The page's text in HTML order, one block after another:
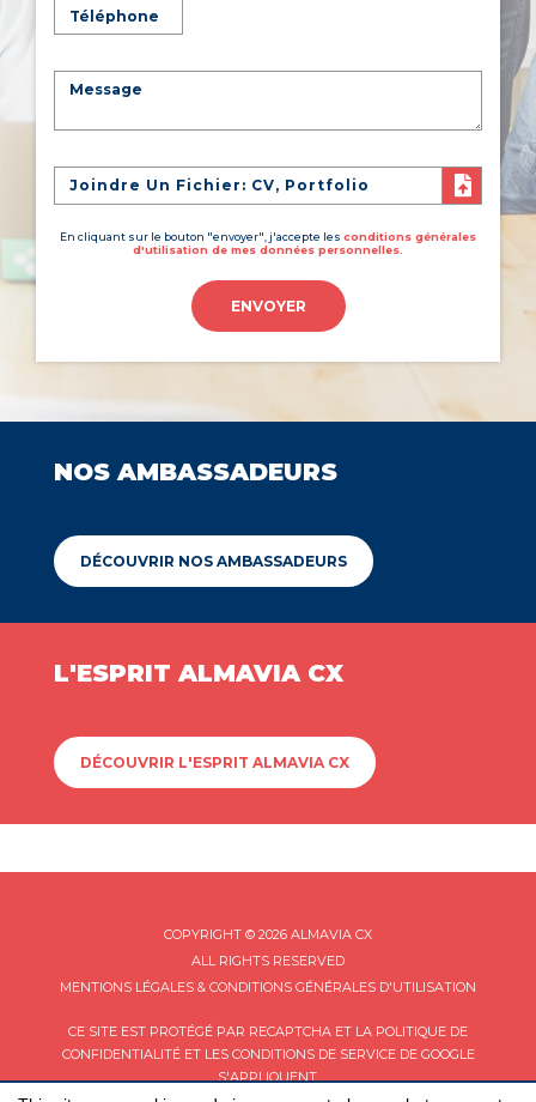
Joindre Un Fichier: CV, Portfolio
En cliquant sur le bouton "envoyer", j'accepte les conditions générales
d'utilisation de mes données personnelles.
ENVOYER
NOS AMBASSADEURS
DÉCOUVRIR NOS AMBASSADEURS
L'ESPRIT ALMAVIA CX
DÉCOUVRIR L'ESPRIT ALMAVIA CX
COPYRIGHT © 2026 ALMAVIA CX
ALL RIGHTS RESERVED
MENTIONS LÉGALES & CONDITIONS GÉNÉRALES D'UTILISATION
CE SITE EST PROTÉGÉ PAR RECAPTCHA ET LA POLITIQUE DE
CONFIDENTIALITÉET LES CONDITIONS DE SERVICEDE GOOGLE
S'APPLIQUENT.